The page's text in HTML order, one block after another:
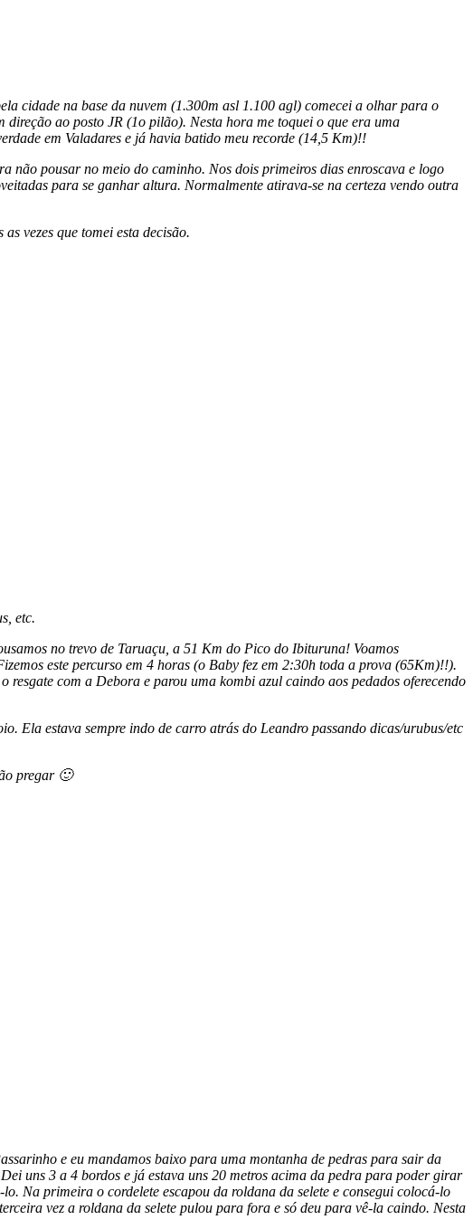
cidade na base da nuvem (1.300m asl 1.100 agl) comecei a olhar para o
ao posto JR (1o pilão). Nesta hora me toquei o que era uma
em Valadares e já havia batido meu recorde (14,5 Km)!!
não pousar no meio do caminho. Nos dois primeiros dias enroscava e logo
para se ganhar altura. Normalmente atirava-se na certeza vendo outra
vezes que tomei esta decisão.
etc.
no trevo de Taruaçu, a 51 Km do Pico do Ibituruna! Voamos
este percurso em 4 horas (o Baby fez em 2:30h toda a prova (65Km)!!).
com a Debora e parou uma kombi azul caindo aos pedados oferecendo
Ela estava sempre indo de carro atrás do Leandro passando dicas/urubus/etc
pregar 🙂
e eu mandamos baixo para uma montanha de pedras para sair da
uns 3 a 4 bordos e já estava uns 20 metros acima da pedra para poder girar
Na primeira o cordelete escapou da roldana da selete e consegui colocá-lo
vez a roldana da selete pulou para fora e só deu para vê-la caindo. Nesta